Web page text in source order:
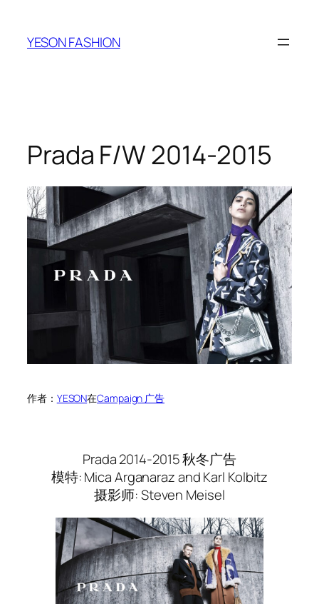
YESON FASHION
Prada F/W 2014-2015
作者： YESON在Campaign 广告
Prada 2014-2015 秋冬广告
模特: Mica Arganaraz and Karl Kolbitz
摄影师: Steven Meisel